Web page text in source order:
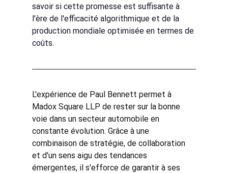
savoir si cette promesse est suffisante à
l'ère de l'efficacité algorithmique et de la
production mondiale optimisée en termes de
coûts.
L'expérience de Paul Bennett permet à
Madox Square LLP de rester sur la bonne
voie dans un secteur automobile en
constante évolution. Grâce à une
combinaison de stratégie, de collaboration
et d'un sens aigu des tendances
émergentes, il s'efforce de garantir à ses